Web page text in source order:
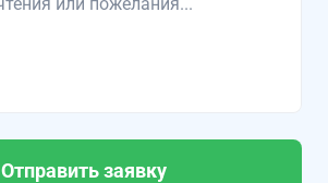
Отправить заявку